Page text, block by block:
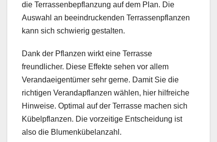
die Terrassenbepflanzung auf dem Plan. Die
Auswahl an beeindruckenden Terrassenpflanzen
kann sich schwierig gestalten.
Dank der Pflanzen wirkt eine Terrasse
freundlicher. Diese Effekte sehen vor allem
Verandaeigentümer sehr gerne. Damit Sie die
richtigen Verandapflanzen wählen, hier hilfreiche
Hinweise. Optimal auf der Terrasse machen sich
Kübelpflanzen. Die vorzeitige Entscheidung ist
also die Blumenkübelanzahl.